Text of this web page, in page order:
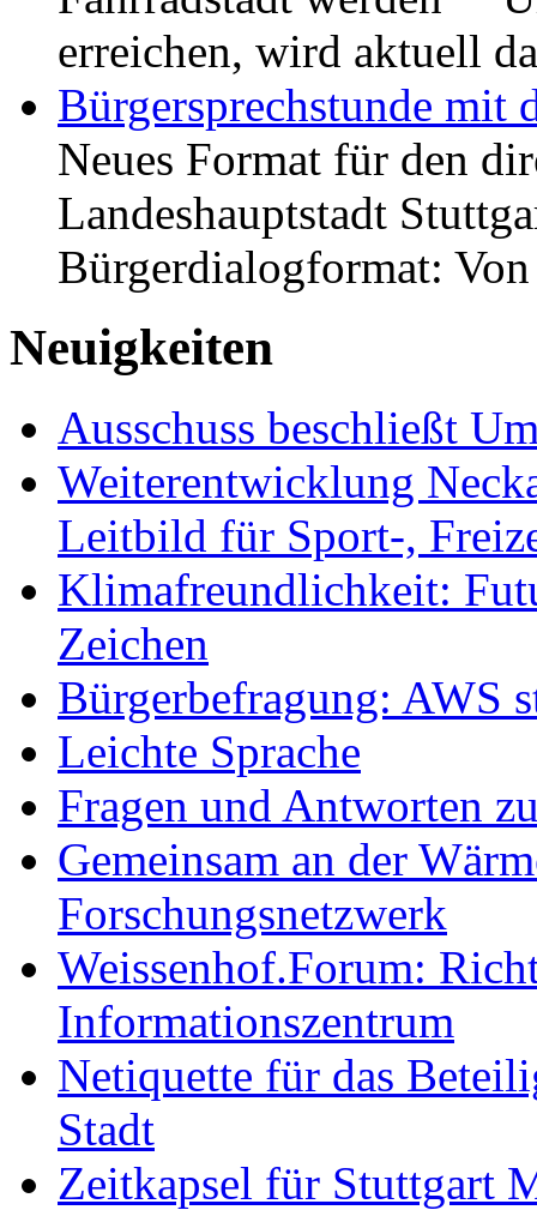
erreichen, wird aktuell
Bürgersprechstunde mit
Neues Format für den
Landeshauptstadt
Bürgerdialogformat:
Neuigkeiten
Ausschuss beschließt
Weiterentwicklung
Leitbild für Sport-,
Klimafreundlichkeit:
Zeichen
Bürgerbefragung: AWS
Leichte Sprache
Fragen und Antworten
Gemeinsam an der
Forschungsnetzwerk
Weissenhof.Forum:
Informationszentrum
Netiquette für das
Stadt
Zeitkapsel für Stuttgart